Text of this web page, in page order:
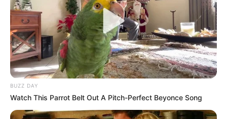
BUZZ DAY
Watch This Parrot Belt Out A Pitch-Perfect Beyonce Song